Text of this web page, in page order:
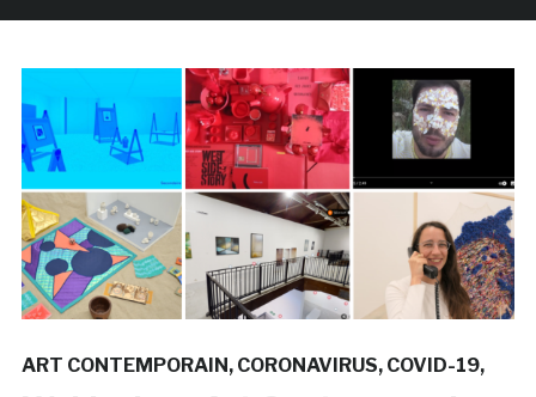
ART CONTEMPORAIN CORONAVIRUS COVID-19